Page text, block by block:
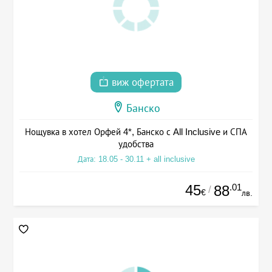
виж офертата
Банско
Нощувка в хотел Орфей 4*, Банско с All Inclusive и СПА
удобства
Дата: 18.05 - 30.11 + all inclusive
45€ / 88.01
лв.